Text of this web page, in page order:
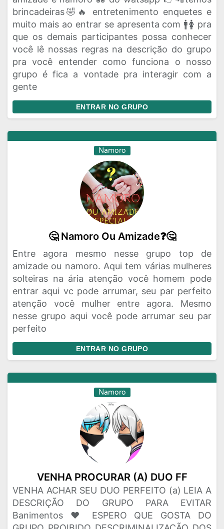
brincadeiras🤣🔥 entretenimento enquetes e
muito mais ao entrar se apresenta com 🚹🚺 pra
que os demais participantes possa conhecer
você lê nossas regras na descrição do grupo
pra você entender como funciona o nosso
grupo é fica a vontade pra interagir com a
gente
ENTRAR NO GRUPO
Namoro
🤔 Namoro Ou Amizade❓🤔
Entre agora mesmo nesse grupo top de
amizade ou namoro. Aqui tem várias mulheres
solteiras na ária atenção você homem pode
entrar aqui vc pode arrumar, seu par perfeito
atenção você mulher entre agora. Mesmo
nesse grupo aqui você pode arrumar seu par
perfeito
ENTRAR NO GRUPO
Namoro
VENHA PROCURAR (A) DUO FF
VENHA ACHAR SEU DUO PERFEITO (a) LEIA A
DESCRIÇÃO DO GRUPO PARA EVITAR
Banimentos ❤️ ESPERO QUE GOSTA DO